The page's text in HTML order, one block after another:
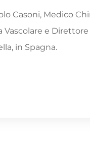
Casoni, Medico
e
in Spagna.